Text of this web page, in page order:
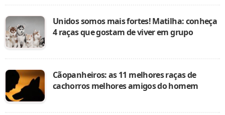
Unidos somos mais fortes! Matilha: conheça
4 raças que gostam de viver em grupo
Cãopanheiros: as 11 melhores raças de
cachorros melhores amigos do homem